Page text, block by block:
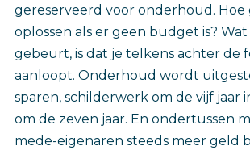
gereserveerd voor onderhoud. Hoe
oplossen als er geen budget is?
gebeurt, is dat je telkens achter de
aanloopt. Onderhoud wordt
sparen, schilderwerk om de vijf jaar
om de zeven jaar. En ondertussen
mede-eigenaren steeds meer geld